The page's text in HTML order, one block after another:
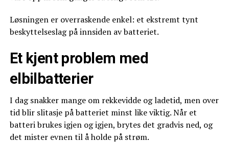
Løsningen er overraskende enkel: et ekstremt tynt
beskyttelseslag på innsiden av batteriet.
Et kjent problem med
elbilbatterier
I dag snakker mange om rekkevidde og ladetid, men over
tid blir slitasje på batteriet minst like viktig. Når et
batteri brukes igjen og igjen, brytes det gradvis ned, og
det mister evnen til å holde på strøm.